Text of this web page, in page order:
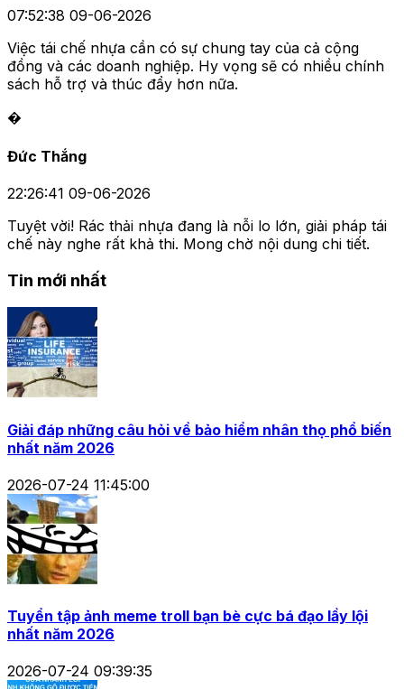
07:52:38 09-06-2026
Việc tái chế nhựa cần có sự chung tay của cả cộng
đồng và các doanh nghiệp. Hy vọng sẽ có nhiều chính
sách hỗ trợ và thúc đẩy hơn nữa.
�
Đức Thắng
22:26:41 09-06-2026
Tuyệt vời! Rác thải nhựa đang là nỗi lo lớn, giải pháp tái
chế này nghe rất khả thi. Mong chờ nội dung chi tiết.
Tin mới nhất
Giải đáp những câu hỏi về bảo hiểm nhân thọ phổ biến
nhất năm 2026
2026-07-24 11:45:00
Tuyển tập ảnh meme troll bạn bè cực bá đạo lầy lội
nhất năm 2026
2026-07-24 09:39:35